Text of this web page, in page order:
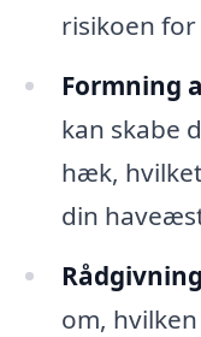
risikoen
Formning
kan skabe
hæk,
din
om,